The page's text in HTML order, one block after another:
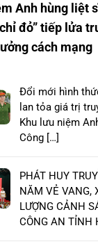
Anh hùng liệt
đỏ” tiếp lửa
cách mạng
Đổi mới hình
lan tỏa giá trị
Khu lưu niệm
Công […]
PHÁT HUY
NĂM VẺ VANG,
LƯỢNG CẢNH
CÔNG AN TỈNH